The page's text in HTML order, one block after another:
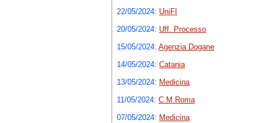
22/05/2024: UniFI
20/05/2024: Uff. Processo
15/05/2024: Agenzia Dogane
14/05/2024: Catania
13/05/2024: Medicina
11/05/2024: C.M.Roma
07/05/2024: Medicina